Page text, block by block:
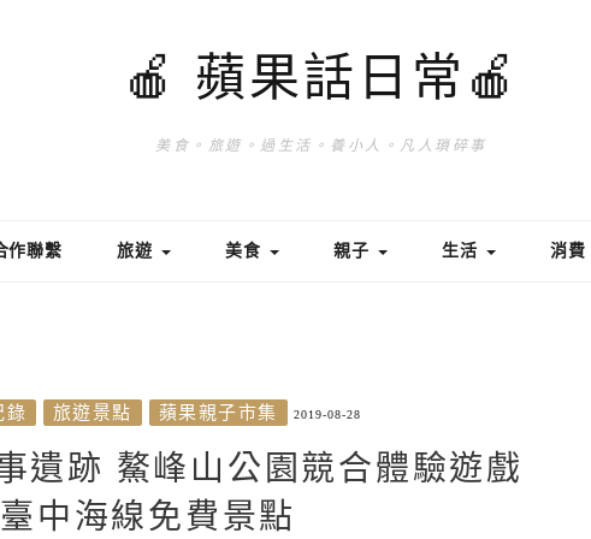
🍎 蘋果話日常🍎
美食。旅遊。過生活。養小人。凡人瑣碎事
作聯繫 旅遊 美食 親子 生活 消費
錄 旅遊景點 蘋果親子市集 2019-08-28
遺跡 鰲峰山公園競合體驗遊戲
中海線免費景點